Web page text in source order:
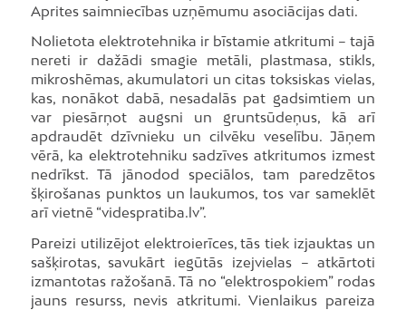
Aprites saimniecības uzņēmumu asociācijas dati.
Nolietota elektrotehnika ir bīstamie atkritumi – tajā
nereti ir dažādi smagie metāli, plastmasa, stikls,
mikroshēmas, akumulatori un citas toksiskas vielas,
kas, nonākot dabā, nesadalās pat gadsimtiem un
var piesārņot augsni un gruntsūdeņus, kā arī
apdraudēt dzīvnieku un cilvēku veselību. Jāņem
vērā, ka elektrotehniku sadzīves atkritumos izmest
nedrīkst. Tā jānodod speciālos, tam paredzētos
šķirošanas punktos un laukumos, tos var sameklēt
arī vietnē “videspratiba.lv”.
Pareizi utilizējot elektroierīces, tās tiek izjauktas un
sašķirotas, savukārt iegūtās izejvielas – atkārtoti
izmantotas ražošanā. Tā no “elektrospokiem” rodas
jauns resurss, nevis atkritumi. Vienlaikus pareiza